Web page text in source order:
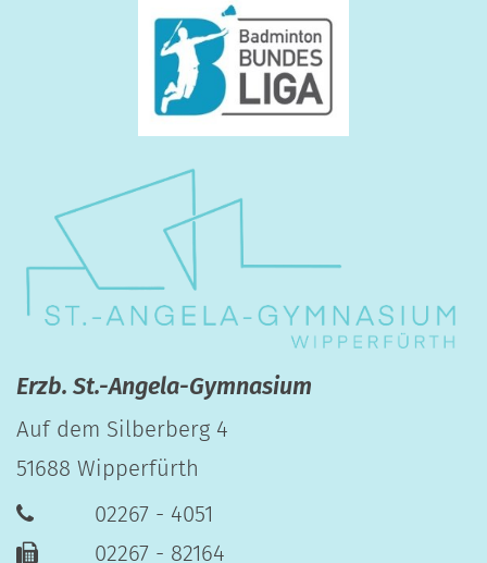
Erzb. St.-Angela-Gymnasium
Auf dem Silberberg 4
51688 Wipperfürth
02267 - 4051
02267 - 82164